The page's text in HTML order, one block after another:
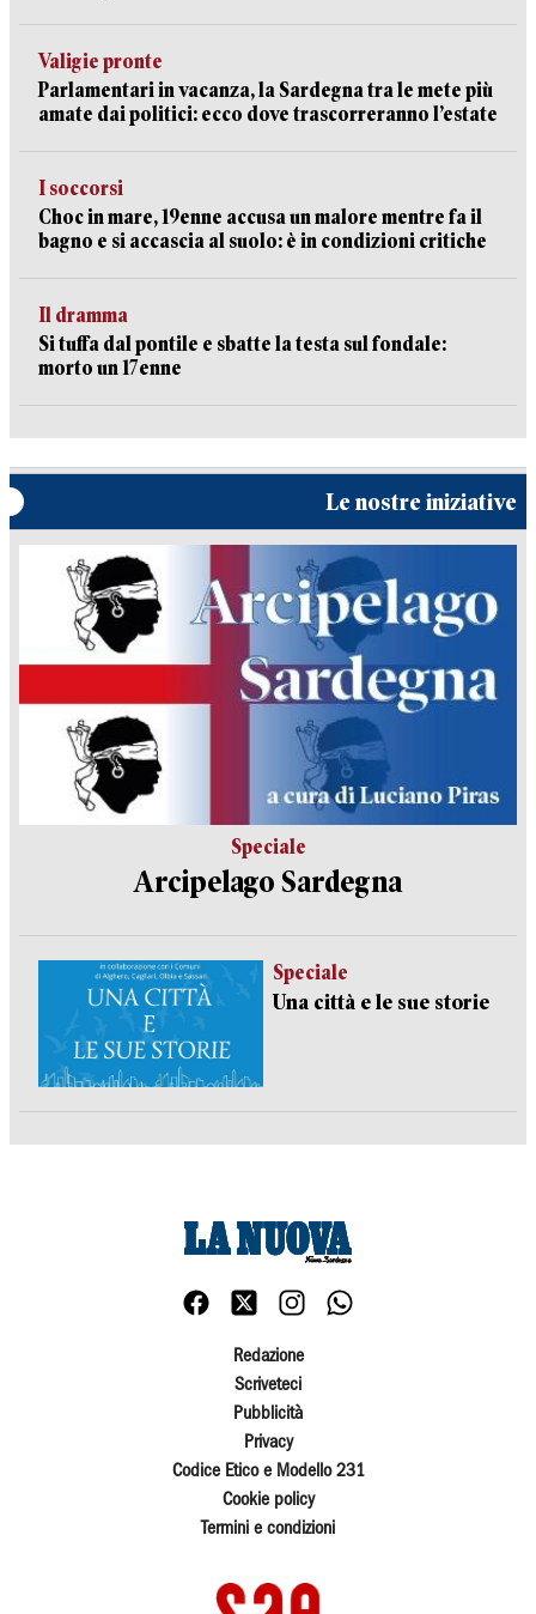
Valigie pronte
Parlamentari in vacanza, la Sardegna tra le mete più
amate dai politici: ecco dove trascorreranno l’estate
I soccorsi
Choc in mare, 19enne accusa un malore mentre fa il
bagno e si accascia al suolo: è in condizioni critiche
Il dramma
Si tuffa dal pontile e sbatte la testa sul fondale:
morto un 17enne
Le nostre iniziative
Speciale
Arcipelago Sardegna
Speciale
Una città e le sue storie
Redazione
Scriveteci
Pubblicità
Privacy
Codice Etico e Modello 231
Cookie policy
Termini e condizioni